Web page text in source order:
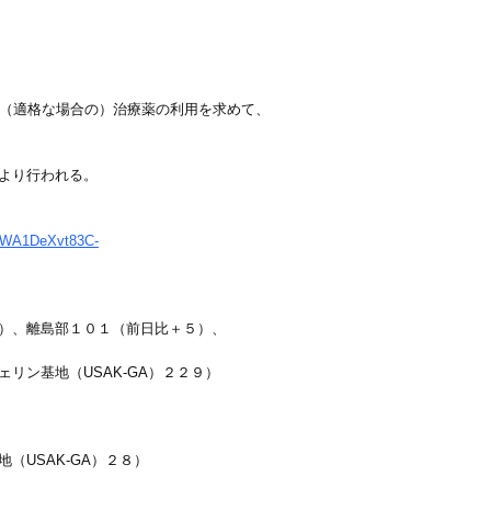
適格な場合の）治療薬の利用を求めて、
行われる。
離島部１０１（前日比＋５）、
リン基地（USAK-GA）２２９）
（USAK-GA）２８）